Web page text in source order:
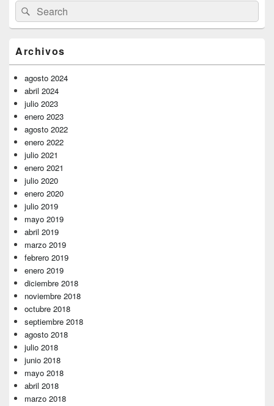
área
de
widget
lateral
primaria
Buscar
por:
Buscar
Archivos
agosto 2024
abril 2024
julio 2023
enero 2023
agosto 2022
enero 2022
julio 2021
enero 2021
julio 2020
enero 2020
julio 2019
mayo 2019
abril 2019
marzo 2019
febrero 2019
enero 2019
diciembre 2018
noviembre 2018
octubre 2018
septiembre 2018
agosto 2018
julio 2018
junio 2018
mayo 2018
abril 2018
marzo 2018